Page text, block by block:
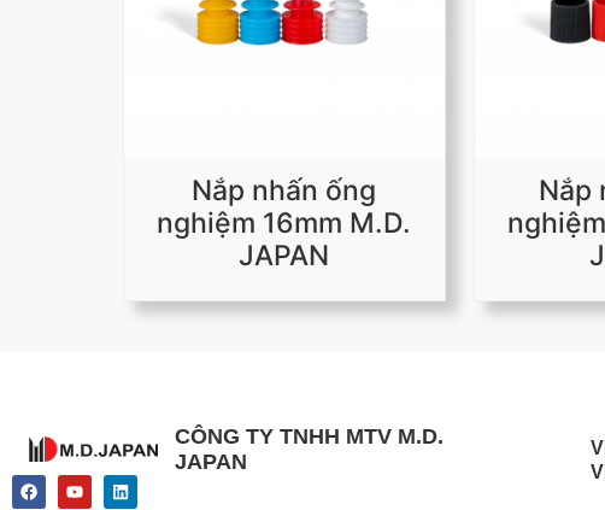
Nắp nhấn ống
nghiệm 16mm M.D.
JAPAN
Nắp
CÔNG TY TNHH MTV M.D.
JAPAN
F
a
Y
o
L
i